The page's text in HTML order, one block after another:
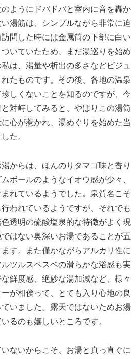
ようにドバドバと室内に音を轟か
湯筋は、シンプルながら非常に迫
問した時には金属筒の下部に白い
いていたため、まだ湯巡りを始め
は、湯量や析出の多さなどビジュ
たものです。その後、各地の温泉
しくないことを知るのですが、今
対峙してみると、やはりこの湯筒
心が惹かれ、湯めぐりを始めた当
た。
からは、ほんのりタマゴ味と香り
ボールのようなイオウ感が少々、
れているようでした。泉質名こそ
われているようですが、それでも
透明の硫酸塩泉的な特徴がよく現
はない奥深いお湯であることが五
す。また僅かながらアルカリ性に
ツルスベスベの滑らかな浴感も実
鮮度感、絶妙な湯加減など、様々
が相俟って、とても入り心地の良
いました。露天ではないためお湯
るのも嬉しいところです。
ないからこそ、お湯と真っ直ぐに